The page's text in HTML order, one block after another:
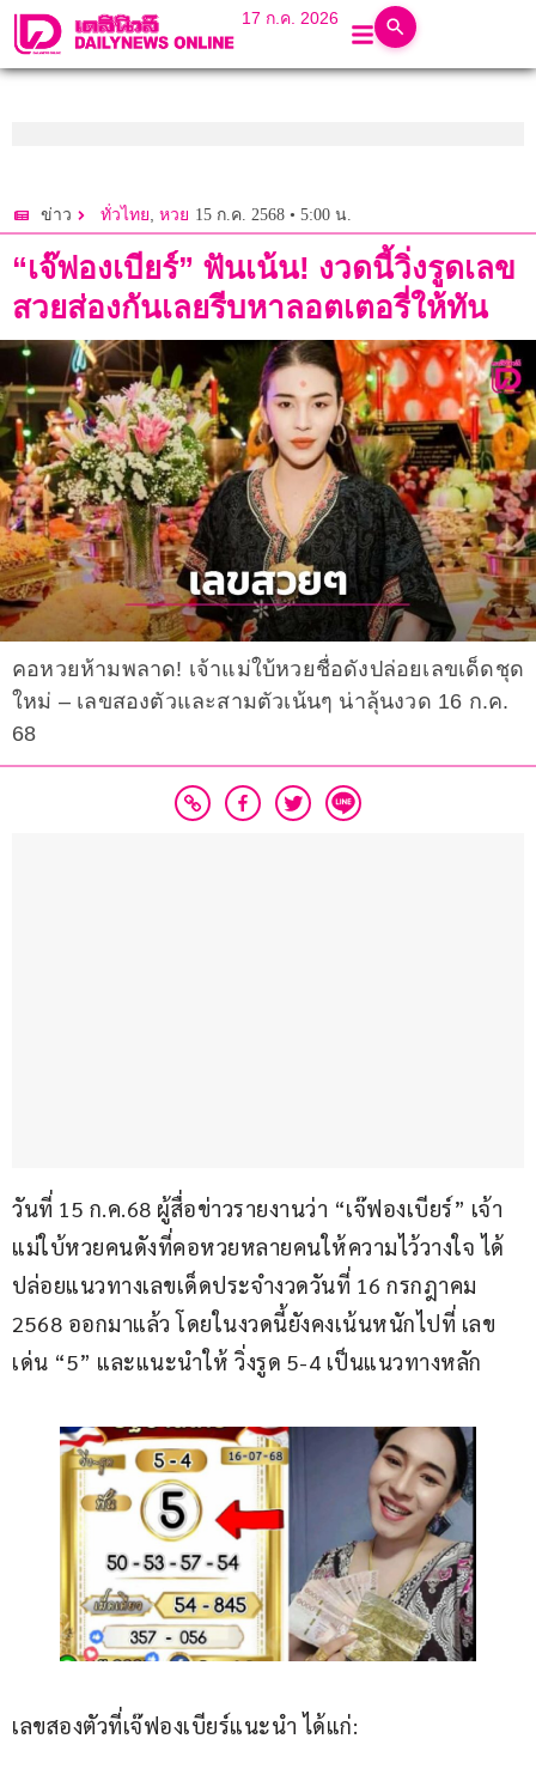
17 ก.ค. 2026
ข่าว ทั่วไทย, หวย 15 ก.ค. 2568 • 5:00 น.
“เจ๊ฟองเบียร์” ฟันเน้น! งวดนี้วิ่งรูดเลข
สวยส่องกันเลยรีบหาลอตเตอรี่ให้ทัน
คอหวยห้ามพลาด! เจ้าแม่ใบ้หวยชื่อดังปล่อยเลขเด็ดชุด
ใหม่ – เลขสองตัวและสามตัวเน้นๆ น่าลุ้นงวด 16 ก.ค.
68
วันที่ 15 ก.ค.68 ผู้สื่อข่าวรายงานว่า “เจ๊ฟองเบียร์” เจ้า
แม่ใบ้หวยคนดังที่คอหวยหลายคนให้ความไว้วางใจ ได้
ปล่อยแนวทางเลขเด็ดประจำงวดวันที่ 16 กรกฎาคม
2568 ออกมาแล้ว โดยในงวดนี้ยังคงเน้นหนักไปที่ เลข
เด่น “5” และแนะนำให้ วิ่งรูด 5-4 เป็นแนวทางหลัก
เลขสองตัวที่เจ๊ฟองเบียร์แนะนำ ได้แก่: